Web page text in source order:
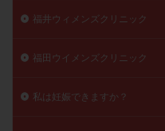
福井ウィメンズクリニック
福田ウイメンズクリニック
私は妊娠できますか？